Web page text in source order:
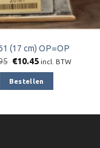
(17 cm) OP=OP
Oorspronkelijke
was:
€11.95.
€10.45Huidige
€10.45.
incl. BTW
Bestellen